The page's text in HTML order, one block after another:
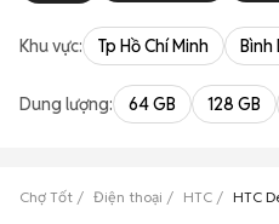
Khu vực: Tp Hồ Chí Minh Bình
Dung lượng: 64 GB 128 GB
Chợ Tốt Điện thoại HTC HTC